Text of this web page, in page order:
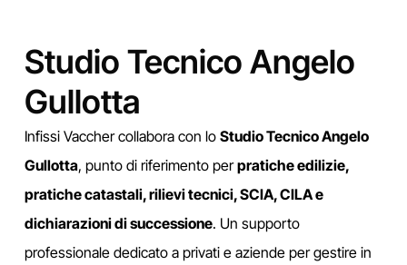
Studio Tecnico Angelo
Gullotta
Infissi Vaccher collabora con lo Studio Tecnico Angelo
Gullotta, punto di riferimento per pratiche edilizie,
pratiche catastali, rilievi tecnici, SCIA, CILA e
dichiarazioni di successione. Un supporto
professionale dedicato a privati e aziende per gestire in